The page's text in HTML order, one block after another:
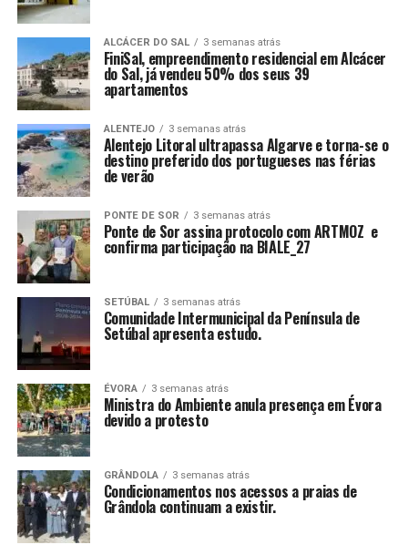
ALCÁCER DO SAL 3 semanas atrás
FiniSal, empreendimento residencial em Alcácer
do Sal, já vendeu 50% dos seus 39
apartamentos
ALENTEJO 3 semanas atrás
Alentejo Litoral ultrapassa Algarve e torna-se o
destino preferido dos portugueses nas férias
de verão
PONTE DE SOR 3 semanas atrás
Ponte de Sor assina protocolo com ARTMOZ e
confirma participação na BIALE_27
SETÚBAL 3 semanas atrás
Comunidade Intermunicipal da Península de
Setúbal apresenta estudo.
ÉVORA 3 semanas atrás
Ministra do Ambiente anula presença em Évora
devido a protesto
GRÂNDOLA 3 semanas atrás
Condicionamentos nos acessos a praias de
Grândola continuam a existir.